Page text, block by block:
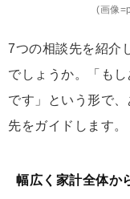
(画像
7つの相談先を紹介
でしょうか。「も
です」という形で
先をガイドします。
幅広く家計全体か